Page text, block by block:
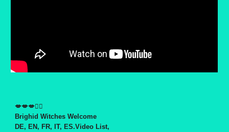
💋💋💋🧙‍♀
Brighid Witches Welcome
DE, EN, FR, IT, ES.Video List,